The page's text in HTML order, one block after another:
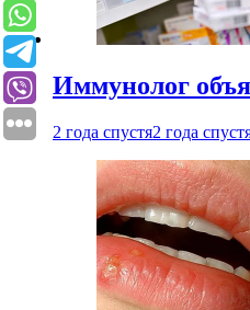
Иммунолог
2 года спустя2 года